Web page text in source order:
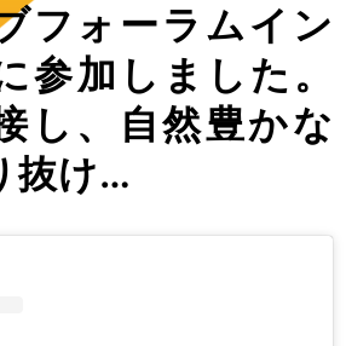
フォーラムイン
参加しました。
し、自然豊かな
抜け…